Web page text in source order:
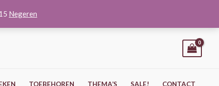
Negeren
TOEBEHOREN THEMA’S SALE! CONTACT